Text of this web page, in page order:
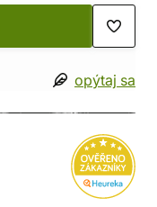
opýtaj sa